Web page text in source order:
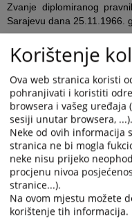
Zvanje diplomiranog
Sarajevu dana 25.11.1966.
Profesionalnu karijeru
socijalno osiguranje
godine počeo raditi u
godine u SIZ zdravstvene
spreme.
U Osnovnom sudu
1.4.1984. godine do
Pred Povjerenstvom za
tajništva za pravosuđe i
pravosudni ispit dana
Korištenje
Ova web stranica koristi
pohranjivati i koristiti
browsera i vašeg uređaja
sesiji unutar browsera, ...).
Neke od ovih informacija
stranica ne bi mogla
neke nisu prijeko
procjenu nivoa
stranice...).
Na ovom mjestu možete
korištenje tih informacija.